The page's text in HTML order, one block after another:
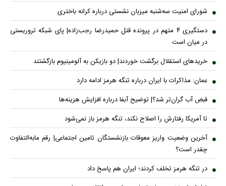
شورای امنیت سه‌شنبه میزبان نشستی درباره کرانه باختری
دستگیری ۴ متهم در پرونده قتل حمیدرضا رجب‌زاده| پای شبکه تروریستی
در میان است
خریدهای استقلال برگشت خوردند| دو بازیکن به آلومینیوم بازگشتند
عمان: مذاکرات با ایران درباره تنگه هرمز ادامه دارد
قبض آب گران‌تر شد؟| توضیح آبفا درباره افزایش هزینه‌ها
تا آمریکا رفتارش را اصلاح نکند، تنگه هرمز باز نمی‌شود
آخرین وضعیت واریز معوقات بازنشستگان تامین اجتماعی| رقم مابه‌التفاوت
چقدر است؟
در تنگه هرمز تخلف کردند؛ ایران هم پاسخ داد